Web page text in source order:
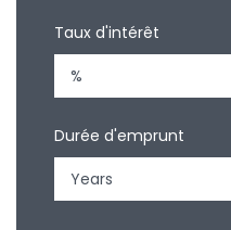
Taux d'intérêt
Durée d'emprunt